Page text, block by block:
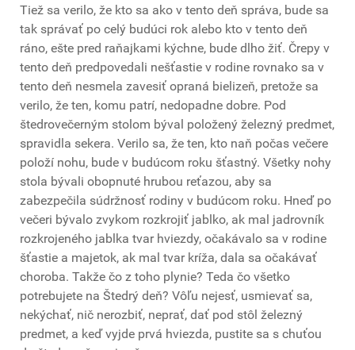
Tiež sa verilo, že kto sa ako v tento deň správa, bude sa
tak správať po celý budúci rok alebo kto v tento deň
ráno, ešte pred raňajkami kýchne, bude dlho žiť. Črepy v
tento deň predpovedali nešťastie v rodine rovnako sa v
tento deň nesmela zavesiť opraná bielizeň, pretože sa
verilo, že ten, komu patrí, nedopadne dobre. Pod
štedrovečerným stolom býval položený železný predmet,
spravidla sekera. Verilo sa, že ten, kto naň počas večere
položí nohu, bude v budúcom roku šťastný. Všetky nohy
stola bývali obopnuté hrubou reťazou, aby sa
zabezpečila súdržnosť rodiny v budúcom roku. Hneď po
večeri bývalo zvykom rozkrojiť jablko, ak mal jadrovník
rozkrojeného jablka tvar hviezdy, očakávalo sa v rodine
šťastie a majetok, ak mal tvar kríža, dala sa očakávať
choroba. Takže čo z toho plynie? Teda čo všetko
potrebujete na Štedrý deň? Vôľu nejesť, usmievať sa,
nekýchať, nič nerozbiť, neprať, dať pod stôl železný
predmet, a keď vyjde prvá hviezda, pustite sa s chuťou